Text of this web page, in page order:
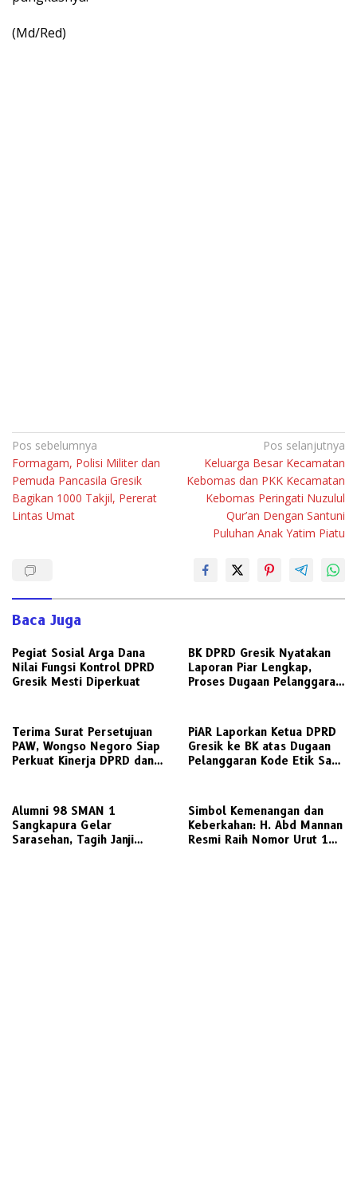
(Md/Red)
Navigasi
pos
Pos sebelumnya
Formagam, Polisi Militer dan
Pemuda Pancasila Gresik
Bagikan 1000 Takjil, Pererat
Lintas Umat
Pos selanjutnya
Keluarga Besar Kecamatan
Kebomas dan PKK Kecamatan
Kebomas Peringati Nuzulul
Qur’an Dengan Santuni
Puluhan Anak Yatim Piatu
Baca Juga
Pegiat Sosial Arga Dana
Nilai Fungsi Kontrol DPRD
Gresik Mesti Diperkuat
BK DPRD Gresik Nyatakan
Laporan Piar Lengkap,
Proses Dugaan Pelanggaran
Terima Surat Persetujuan
PAW, Wongso Negoro Siap
Perkuat Kinerja DPRD dan
PiAR Laporkan Ketua DPRD
Gresik ke BK atas Dugaan
Pelanggaran Kode Etik Saat
Alumni 98 SMAN 1
Sangkapura Gelar
Sarasehan, Tagih Janji
Simbol Kemenangan dan
Keberkahan: H. Abd Mannan
Resmi Raih Nomor Urut 1